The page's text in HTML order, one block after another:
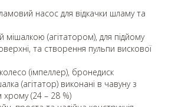
насос для відкачки шламу та
мішалкою (агітатором), для підйому
та створення пульпи вискової
(імпеллер), бронедиск
(агітатор) виконані в чавуну з
хрому (24 – 28 %)